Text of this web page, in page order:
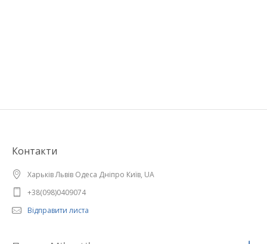
Контакти
Харьків Львів Одеса Дніпро Київ, UA
+38(098)0409074
Відправити листа